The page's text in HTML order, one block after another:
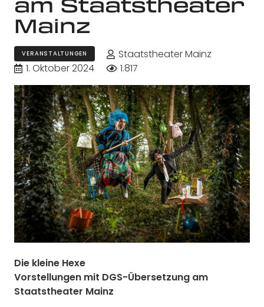
Mainz
VERANSTALTUNGEN
Staatstheater Mainz
1. Oktober 2024
1.817
Die kleine Hexe
Vorstellungen mit DGS-Übersetzung am
Staatstheater Mainz